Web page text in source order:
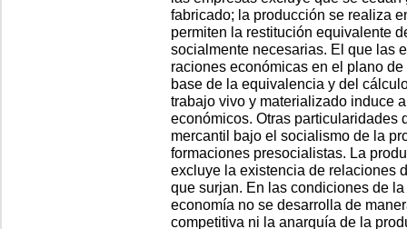
fabricado; la producción se realiza
permiten la restitución equivalente
socialmente necesarias. El que las
raciones económicas en el plano
base de la equivalencia y del
trabajo vivo y materializado induce
económicos. Otras particularidades
mercantil bajo el socialismo de la
formaciones presocialistas. La
excluye la existencia de relaciones
que surjan. En las condiciones de
economía no se desarrolla de
competitiva ni la anarquía de la